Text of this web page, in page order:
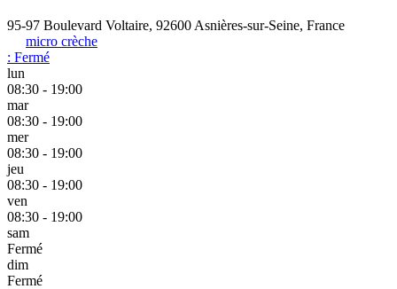
95-97 Boulevard Voltaire, 92600 Asnières-sur-Seine, France
micro crèche
: Fermé
lun
08:30 - 19:00
mar
08:30 - 19:00
mer
08:30 - 19:00
jeu
08:30 - 19:00
ven
08:30 - 19:00
sam
Fermé
dim
Fermé